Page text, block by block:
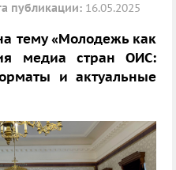
публикации: 16.05.2025
тему «Молодежь как
медиа стран ОИС:
и актуальные